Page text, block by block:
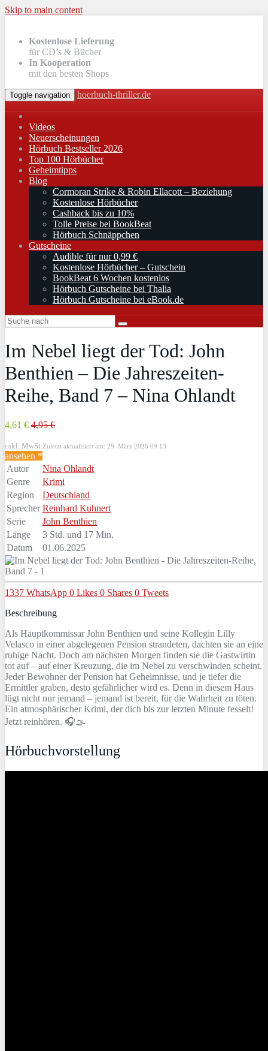
Skip to main content
Kostenlose Lieferung
für CD’s & Bücher
In Kooperation
mit den besten Shops
Toggle navigation hoerbuch-thriller.de
Videos
Neuerscheinungen
Hörbuch Bestseller 2026
Top 100 Hörbücher
Geheimtipps
Blog
Cormoran Strike & Robin Ellacott – Beziehung
Kostenlose Hörbücher
Cashback bis zu 10%
Tolle Preise bei BookBeat
Hörbuch Schnäppchen
Gutscheine
Audible für nur 0,99 €
Kostenlose Hörbücher – Gutschein
BookBeat 6 Wochen kostenlos
Hörbuch Gutscheine bei Thalia
Hörbuch Gutscheine bei eBook.de
Im Nebel liegt der Tod: John
Benthien – Die Jahreszeiten-
Reihe, Band 7 – Nina Ohlandt
4,61 € 4,95 €
inkl. MwSt. Zuletzt aktualisiert am: 29. März 2026 09:13
ansehen *
Autor
Nina Ohlandt
Genre
Krimi
Region
Deutschland
Sprecher Reinhard Kuhnert
Serie
John Benthien
Länge
3 Std. und 17 Min.
Datum
01.06.2025
1337 WhatsApp 0 Likes 0 Shares 0 Tweets
Beschreibung
Als Hauptkommissar John Benthien und seine Kollegin Lilly
Velasco in einer abgelegenen Pension strandeten, dachten sie an eine
ruhige Nacht. Doch am nächsten Morgen finden sie die Gastwirtin
tot auf – auf einer Kreuzung, die im Nebel zu verschwinden scheint.
Jeder Bewohner der Pension hat Geheimnisse, und je tiefer die
Ermittler graben, desto gefährlicher wird es. Denn in diesem Haus
lügt nicht nur jemand – jemand ist bereit, für die Wahrheit zu töten.
Ein atmosphärischer Krimi, der dich bis zur letzten Minute fesselt!
Jetzt reinhören. 🎧🌫️
Hörbuchvorstellung